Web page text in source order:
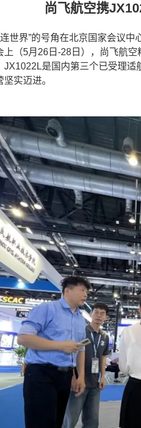
尚飞航空携
界”的号角在北京国家会议中
上（5月26日-28日），尚飞航
JX1022L是国内第三个已受理
实迈进。